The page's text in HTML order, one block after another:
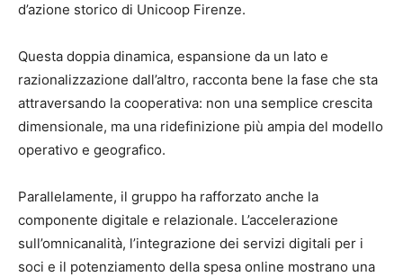
d’azione storico di Unicoop Firenze.
Questa doppia dinamica, espansione da un lato e
razionalizzazione dall’altro, racconta bene la fase che sta
attraversando la cooperativa: non una semplice crescita
dimensionale, ma una ridefinizione più ampia del modello
operativo e geografico.
Parallelamente, il gruppo ha rafforzato anche la
componente digitale e relazionale. L’accelerazione
sull’omnicanalità, l’integrazione dei servizi digitali per i
soci e il potenziamento della spesa online mostrano una